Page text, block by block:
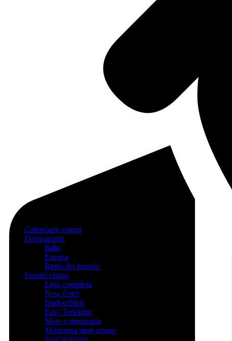
Calendario viaggi
Destinazioni
Italia
Europa
Resto del mondo
I nostri viaggi
Lista completa
New Entry
Inadocchiati
Easy Trekking
Mare e montagna
Montagna mon amour
Soul trekking